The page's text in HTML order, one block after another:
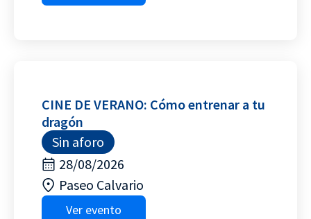
CINE DE VERANO: Cómo entrenar a tu
dragón
Sin aforo
28/08/2026
Paseo Calvario
Ver evento